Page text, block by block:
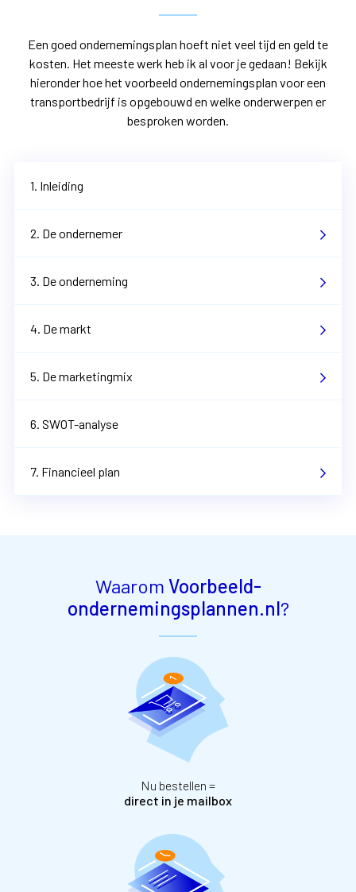
Een goed ondernemingsplan hoeft niet veel tijd en geld te
kosten. Het meeste werk heb ik al voor je gedaan! Bekijk
hieronder hoe het voorbeeld ondernemingsplan voor een
transportbedrijf is opgebouwd en welke onderwerpen er
besproken worden.
1. Inleiding
2. De ondernemer
3. De onderneming
4. De markt
5. De marketingmix
6. SWOT-analyse
7. Financieel plan
Waarom Voorbeeld-
ondernemingsplannen.nl?
Nu bestellen =
direct in je mailbox